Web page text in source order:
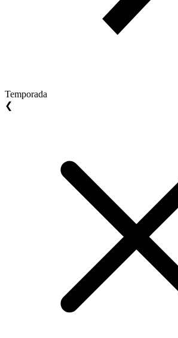
Temporada
❮